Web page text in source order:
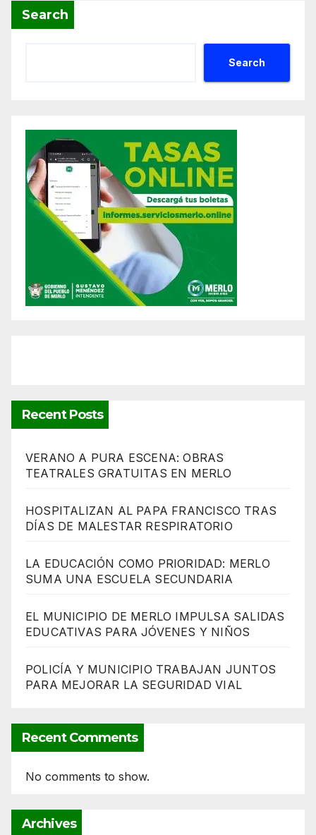
Search
Search
Recent Posts
VERANO A PURA ESCENA: OBRAS
TEATRALES GRATUITAS EN MERLO
HOSPITALIZAN AL PAPA FRANCISCO TRAS
DÍAS DE MALESTAR RESPIRATORIO
LA EDUCACIÓN COMO PRIORIDAD: MERLO
SUMA UNA ESCUELA SECUNDARIA
EL MUNICIPIO DE MERLO IMPULSA SALIDAS
EDUCATIVAS PARA JÓVENES Y NIÑOS
POLICÍA Y MUNICIPIO TRABAJAN JUNTOS
PARA MEJORAR LA SEGURIDAD VIAL
Recent Comments
No comments to show.
Archives